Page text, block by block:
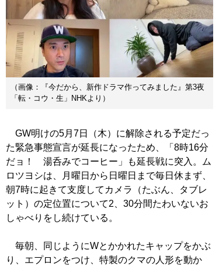
（画像：『今だから、新作ドラマ作ってみました』第3夜
「転・コウ・生」NHKより）
GW明けの5月7日（木）に解除される予定だっ
た緊急事態宣言が延長になったため、「8時16分
だョ！ 湯呑みでコーヒー」も延長戦に突入。ム
ロツヨシは、月曜日から日曜日まで毎日休まず、
朝7時に起きて支度してカメラ（たぶん、タブレ
ット）の定位置について2、30分間たわいないお
しゃべりをし続けている。
毎朝、同じようにWとかかれたキャップをかぶ
り、エプロンをつけ、特製のクマの人形を動か